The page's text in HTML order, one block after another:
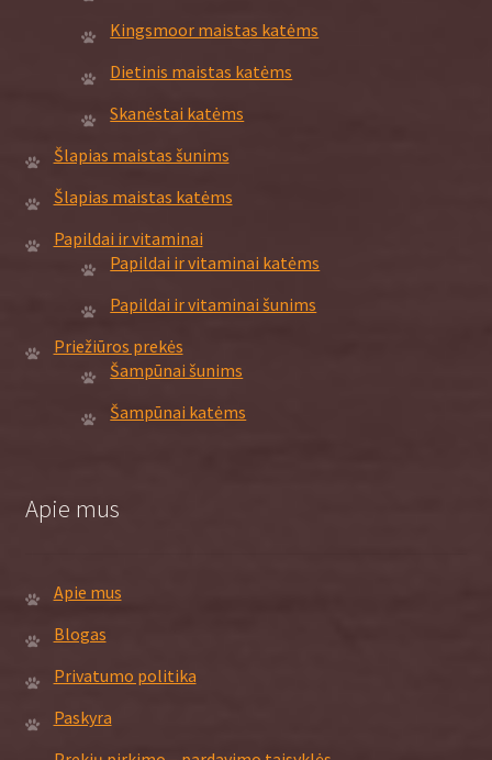
Kingsmoor maistas katėms
Dietinis maistas katėms
Skanėstai katėms
Šlapias maistas šunims
Šlapias maistas katėms
Papildai ir vitaminai
Papildai ir vitaminai katėms
Papildai ir vitaminai šunims
Priežiūros prekės
Šampūnai šunims
Šampūnai katėms
Apie mus
Apie mus
Blogas
Privatumo politika
Paskyra